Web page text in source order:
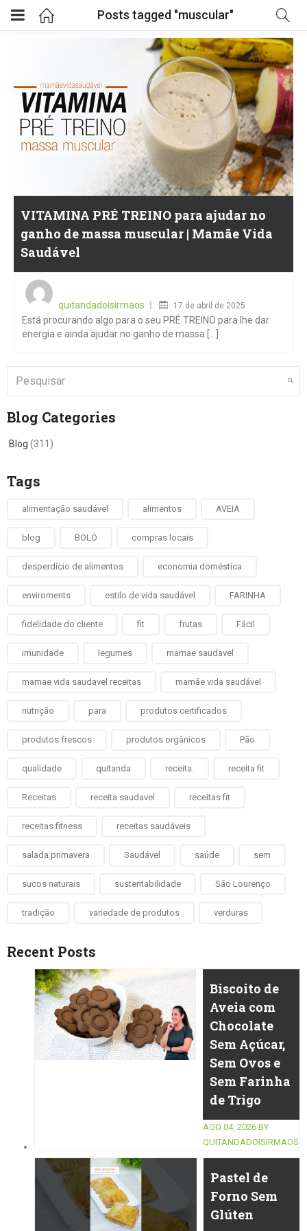
Posts tagged "muscular"
VITAMINA PRÉ TREINO para ajudar no
ganho de massa muscular | Mamãe Vida
Saudável
quitandadoisirmaos
17 de abril de 2025
Está procurando algo para o seu PRÉ TREINO para lhe dar
energia e ainda ajudar no ganho de massa [...]
Blog Categories
Blog (311)
Tags
alimentação saudável alimentos AVEIA
blog BOLO compras locais
desperdício de alimentos economia doméstica
enviroments estilo de vida saudável FARINHA
fidelidade do cliente fit frutas Fácil
imunidade legumes mamae saudavel
mamae vida saudavel receitas mamãe vida saudável
nutrição para produtos certificados
produtos frescos produtos orgânicos Pão
qualidade quitanda receita. receita fit
Receitas receita saudavel receitas fit
receitas fitness receitas saudáveis
salada primavera Saudável saúde sem
sucos naturais sustentabilidade São Lourenço
tradição variedade de produtos verduras
Recent Posts
Biscoito de
Aveia com
Chocolate
Sem Açúcar,
Sem Ovos e
Sem Farinha
de Trigo
AGO 04, 2026 BY
QUITANDADOISIRMAOS
Pastel de
Forno Sem
Glúten